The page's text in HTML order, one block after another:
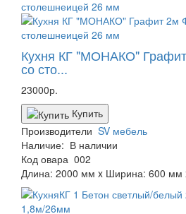
Кухня КГ "МОНАКО"
со сто...
23000р.
Купить
Производители SV мебель
Наличие: В наличии
Код овара 002
Длина: 2000 мм x Ширина: 600 мм